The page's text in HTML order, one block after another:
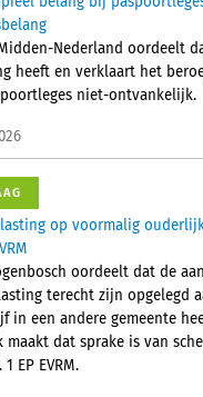
Nederland oordeelt
heeft en verklaart het
niet-ontvankelijk.
op voormalig
oordeelt dat de
terecht zijn opgelegd
in een andere gemeente
maakt dat sprake is van
EP EVRM.